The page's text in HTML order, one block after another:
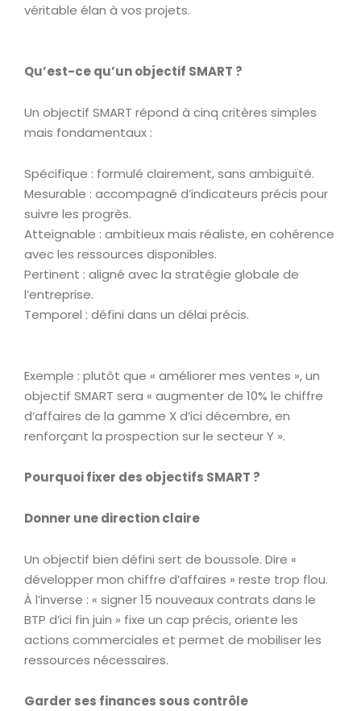
véritable élan à vos projets.
Qu’est-ce qu’un objectif SMART ?
Un objectif SMART répond à cinq critères simples
mais fondamentaux :
Spécifique : formulé clairement, sans ambiguïté.
Mesurable : accompagné d’indicateurs précis pour
suivre les progrès.
Atteignable : ambitieux mais réaliste, en cohérence
avec les ressources disponibles.
Pertinent : aligné avec la stratégie globale de
l’entreprise.
Temporel : défini dans un délai précis.
Exemple : plutôt que « améliorer mes ventes », un
objectif SMART sera « augmenter de 10% le chiffre
d’affaires de la gamme X d’ici décembre, en
renforçant la prospection sur le secteur Y ».
Pourquoi fixer des objectifs SMART ?
Donner une direction claire
Un objectif bien défini sert de boussole. Dire «
développer mon chiffre d’affaires » reste trop flou.
À l’inverse : « signer 15 nouveaux contrats dans le
BTP d’ici fin juin » fixe un cap précis, oriente les
actions commerciales et permet de mobiliser les
ressources nécessaires.
Garder ses finances sous contrôle